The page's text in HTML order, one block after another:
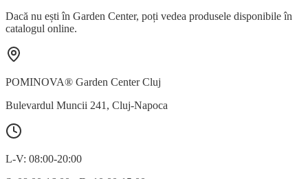
Dacă nu ești în Garden Center, poți vedea produsele disponibile în
catalogul online.
POMINOVA® Garden Center Cluj
Bulevardul Muncii 241 , Cluj-Napoca
L-V: 08:00-20:00